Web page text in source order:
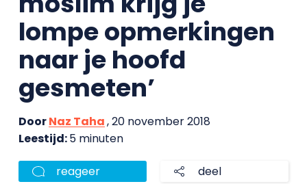
lompe opmerkingen
naar je hoofd
gesmeten’
DoorNaz Taha, 20 november 2018
Leestijd:5 minuten
reageer deel